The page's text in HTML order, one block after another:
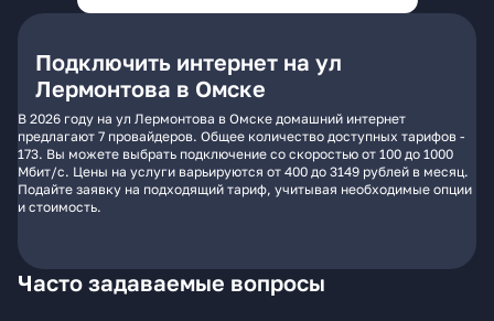
Подключить интернет на ул
Лермонтова в Омске
В 2026 году на ул Лермонтова в Омске домашний интернет
предлагают 7 провайдеров. Общее количество доступных тарифов -
173. Вы можете выбрать подключение со скоростью от 100 до 1000
Мбит/с. Цены на услуги варьируются от 400 до 3149 рублей в месяц.
Подайте заявку на подходящий тариф, учитывая необходимые опции
и стоимость.
Часто задаваемые вопросы